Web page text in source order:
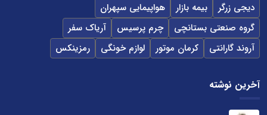
دیجی زرگر
بیمه بازار
هواپیمایی سپهران
گروه صنعتی بستانچی
چرم پرسیس
آریاک سفر
آروند گارانتی
کرمان موتور لوازم خونگی رمزینکس
آخرین نوشته